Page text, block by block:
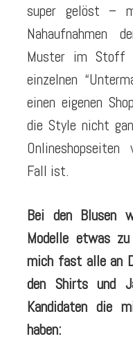
super gelöst –
Nahaufnahmen
Muster im Stoff
einzelnen
einen eigenen
die Style nicht
Fall ist.
Bei den Blusen
Modelle etwas
mich fast alle an
den Shirts und
Kandidaten die
haben: